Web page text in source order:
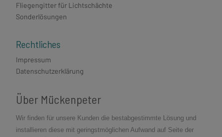
Fliegengitter für Lichtschächte
Sonderlösungen
Rechtliches
Impressum
Datenschutzerklärung
Über Mückenpeter
Wir finden für unsere Kunden die bestabgestimmte Lösung und
installieren diese mit geringstmöglichen Aufwand auf Seite der